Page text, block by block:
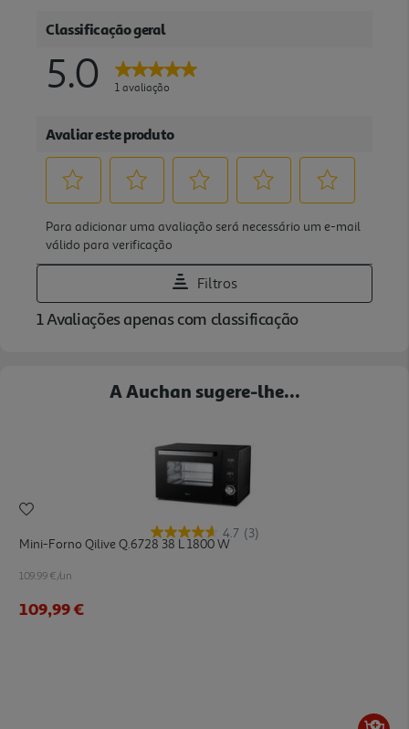
A Auchan sugere-lhe...
4.7 (3)
Mini-Forno Qilive Q.6728 38 L 1800 W
109.99 €/un
109,99 €